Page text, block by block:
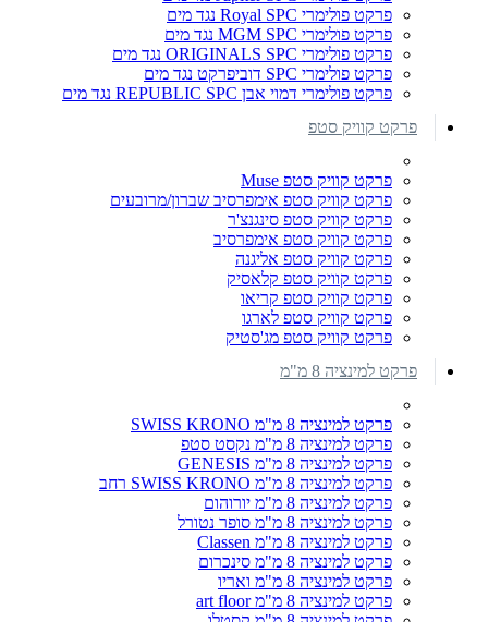
פרקט פולימרי Royal SPC נגד מים
פרקט פולימרי MGM SPC נגד מים
פרקט פולימרי ORIGINALS SPC נגד מים
פרקט פולימרי SPC דוביפרקט נגד מים
פרקט פולימרי דמוי אבן REPUBLIC SPC נגד מים
פרקט קוויק סטפ
פרקט קוויק סטפ Muse
פרקט קוויק סטפ אימפרסיב שברון/מרובעים
פרקט קוויק סטפ סינגנצ'ר
פרקט קוויק סטפ אימפרסיב
פרקט קוויק סטפ אליגנה
פרקט קוויק סטפ קלאסיק
פרקט קוויק סטפ קריאו
פרקט קוויק סטפ לארגו
פרקט קוויק סטפ מג'סטיק
פרקט למינציה 8 מ"מ
פרקט למינציה 8 מ"מ SWISS KRONO
פרקט למינציה 8 מ"מ נקסט סטפ
פרקט למינציה 8 מ"מ GENESIS
פרקט למינציה 8 מ"מ SWISS KRONO רחב
פרקט למינציה 8 מ"מ יורוהום
פרקט למינציה 8 מ"מ סופר נטורל
פרקט למינציה 8 מ"מ Classen
פרקט למינציה 8 מ"מ סינכרום
פרקט למינציה 8 מ"מ ואריו
פרקט למינציה 8 מ"מ art floor